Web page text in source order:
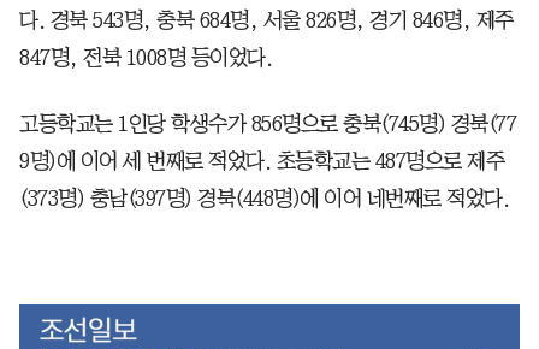
다. 경북 543명, 충북 684명, 서울 826명, 경기 846명, 제주
847명, 전북 1008명 등이었다.
고등학교는 1인당 학생수가 856명으로 충북(745명) 경북(77
9명)에 이어 세 번째로 적었다. 초등학교는 487명으로 제주
(373명) 충남(397명) 경북(448명)에 이어 네번째로 적었다.